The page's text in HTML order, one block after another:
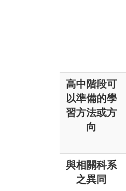
高中階段可
以準備的學
習方法或方
向
與相關科系
之異同